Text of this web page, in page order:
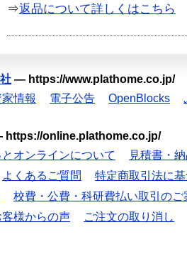
⇒返品について詳しくはこちら
— https://www.plathome.co.jp/
情報 電子公告 OpenBlocks
https://online.plathome.co.jp/
オンラインについて
見積書・
よくあるご質問
特定商取引法に
校費・公費・科研費払い取引のご
客様からの声 ご注文の取り消し